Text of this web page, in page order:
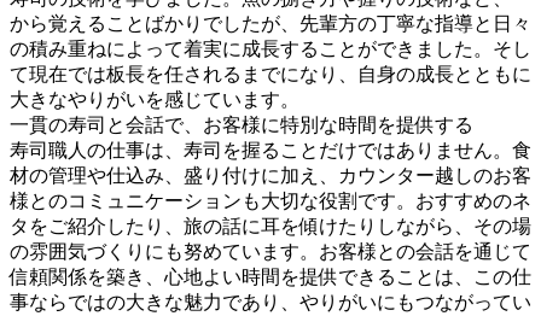
から覚えることばかりでしたが、先輩方の丁寧な指導と日々
の積み重ねによって着実に成長することができました。そし
て現在では板長を任されるまでになり、自身の成長とともに
大きなやりがいを感じています。
一貫の寿司と会話で、お客様に特別な時間を提供する
寿司職人の仕事は、寿司を握ることだけではありません。食
材の管理や仕込み、盛り付けに加え、カウンター越しのお客
様とのコミュニケーションも大切な役割です。おすすめのネ
タをご紹介したり、旅の話に耳を傾けたりしながら、その場
の雰囲気づくりにも努めています。お客様との会話を通じて
信頼関係を築き、心地よい時間を提供できることは、この仕
事ならではの大きな魅力であり、やりがいにもつながってい